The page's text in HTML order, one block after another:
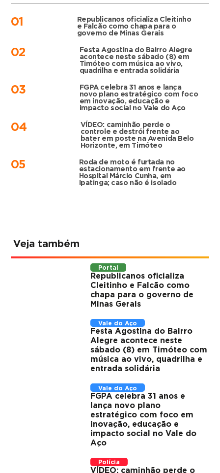
01
Republicanos oficializa Cleitinho
e Falcão como chapa para o
governo de Minas Gerais
02
Festa Agostina do Bairro Alegre
acontece neste sábado (8) em
Timóteo com música ao vivo,
quadrilha e entrada solidária
03
FGPA celebra 31 anos e lança
novo plano estratégico com foco
em inovação, educação e
impacto social no Vale do Aço
04
VÍDEO: caminhão perde o
controle e destrói frente ao
bater em poste na Avenida Belo
Horizonte, em Timóteo
05
Roda de moto é furtada no
estacionamento em frente ao
Hospital Márcio Cunha, em
Ipatinga; caso não é isolado
Veja também
Portal
Republicanos oficializa
Cleitinho e Falcão como
chapa para o governo de
Minas Gerais
Vale do Aço
Festa Agostina do Bairro
Alegre acontece neste
sábado (8) em Timóteo com
música ao vivo, quadrilha e
entrada solidária
Vale do Aço
FGPA celebra 31 anos e
lança novo plano
estratégico com foco em
inovação, educação e
impacto social no Vale do
Aço
Polícia
VÍDEO: caminhão perde o